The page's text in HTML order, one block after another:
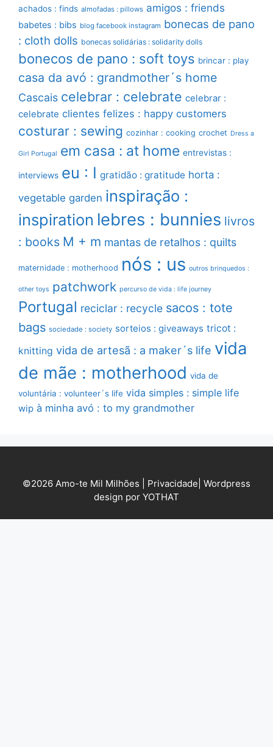
achados : finds almofadas : pillows amigos : friends
babetes : bibs blog facebook instagram bonecas de pano
: cloth dolls bonecas solidárias : solidarity dolls
bonecos de pano : soft toys brincar : play
casa da avó : grandmother´s home
Cascais celebrar : celebrate celebrar :
celebrate clientes felizes : happy customers
costurar : sewing cozinhar : cooking crochet Dress a
Girl Portugal em casa : at home entrevistas :
interviews eu : I gratidão : gratitude horta :
vegetable garden inspiração :
inspiration lebres : bunnies livros
: books M + m mantas de retalhos : quilts
maternidade : motherhood nós : us outros brinquedos :
other toys patchwork percurso de vida : life journey
Portugal reciclar : recycle sacos : tote
bags sociedade : society sorteios : giveaways tricot :
knitting vida de artesã : a maker´s life vida
de mãe : motherhood vida de
voluntária : volunteer´s life vida simples : simple life
wip à minha avó : to my grandmother
©2026 Amo-te Mil Milhões | Privacidade Wordpress
design por YOTHAT